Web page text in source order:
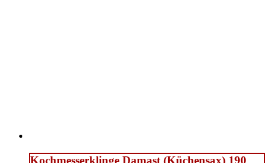
Kochmesserklinge Damast (Küchensax) 190